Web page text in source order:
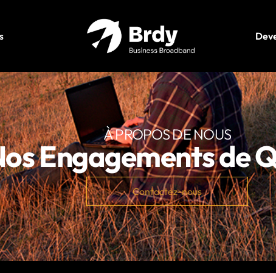
À PROPOS DE NOUS
Engagements de
Contactez-nous